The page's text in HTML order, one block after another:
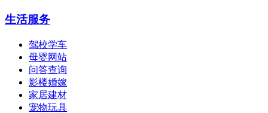
生活服务
驾校学车
母婴网站
问答查询
影楼婚嫁
家居建材
宠物玩具